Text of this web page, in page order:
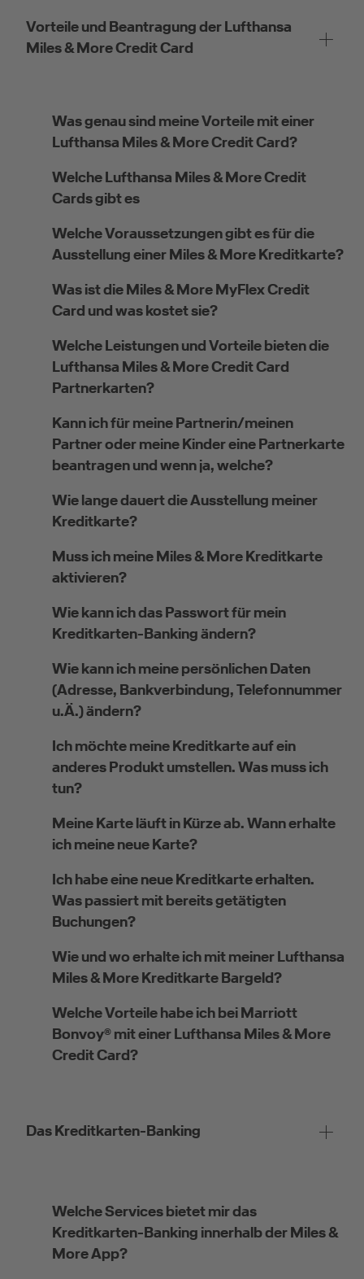
Vorteile und Beantragung der Lufthansa
Miles & More Credit Card
Was genau sind meine Vorteile mit einer
Lufthansa Miles & More Credit Card?
Welche Lufthansa Miles & More Credit
Cards gibt es
Welche Voraussetzungen gibt es für die
Ausstellung einer Miles & More Kreditkarte?
Was ist die Miles & More MyFlex Credit
Card und was kostet sie?
Welche Leistungen und Vorteile bieten die
Lufthansa Miles & More Credit Card
Partnerkarten?
Kann ich für meine Partnerin/meinen
Partner oder meine Kinder eine Partnerkarte
beantragen und wenn ja, welche?
Wie lange dauert die Ausstellung meiner
Kreditkarte?
Muss ich meine Miles & More Kreditkarte
aktivieren?
Wie kann ich das Passwort für mein
Kreditkarten-Banking ändern?
Wie kann ich meine persönlichen Daten
(Adresse, Bankverbindung, Telefonnummer
u.Ä.) ändern?
Ich möchte meine Kreditkarte auf ein
anderes Produkt umstellen. Was muss ich
tun?
Meine Karte läuft in Kürze ab. Wann erhalte
ich meine neue Karte?
Ich habe eine neue Kreditkarte erhalten.
Was passiert mit bereits getätigten
Buchungen?
Wie und wo erhalte ich mit meiner Lufthansa
Miles & More Kreditkarte Bargeld?
Welche Vorteile habe ich bei Marriott
Bonvoy® mit einer Lufthansa Miles & More
Credit Card?
Das Kreditkarten-Banking
Welche Services bietet mir das
Kreditkarten-Banking innerhalb der Miles &
More App?
Kreditkarte beantragen
Suchen Sie eine Kreditkarte für die private oder
geschäftliche Nutzung? Oder möchten Sie
gewünschten Antrag.
Geschäftliche Nutzung